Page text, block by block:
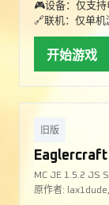
🎮设备：仅支
🔗联机：仅单机
开始游戏
旧版
MC JE 1.5.2 JS
原作者: